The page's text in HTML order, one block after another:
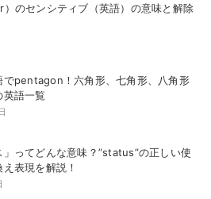
のセンシティブ（英語）の意味と解除
でpentagon！六角形、七角形、八角形
英語一覧
」ってどんな意味？”status”の正しい使
表現を解説！